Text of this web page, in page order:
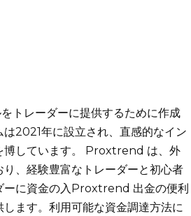
トレーダーに提供するために作成
2021年に設立され、直感的なイン
博しています。 Proxtrend は、外
、経験豊富なトレーダーと初心者
ーに資金の入Proxtrend 出金の便利
ます。利用可能な資金調達方法に